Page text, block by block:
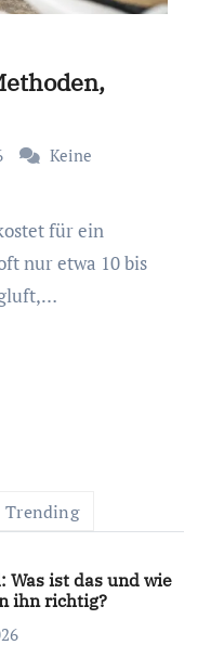
Keine
nur etwa 10 bis
Trending
Was ist das und wie
ihn richtig?